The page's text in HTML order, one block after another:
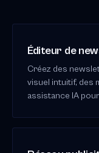
Éditeur de
Créez des
visuel intuitif, des
assistance IA